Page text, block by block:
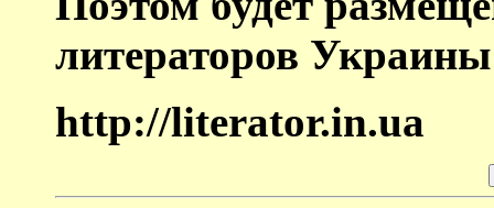
литераторов
http://literator.in.ua